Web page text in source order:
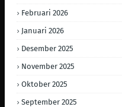
Februari 2026
Januari 2026
Desember 2025
November 2025
Oktober 2025
September 2025